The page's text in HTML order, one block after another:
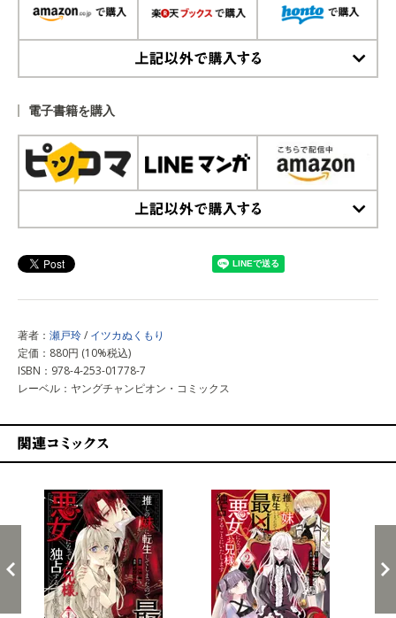
電子書籍を購入
著者： 瀬戸玲/ イツカぬくもり
定価：880円 (10%税込)
ISBN：978-4-253-01778-7
レーベル：ヤングチャンピオン・コミックス